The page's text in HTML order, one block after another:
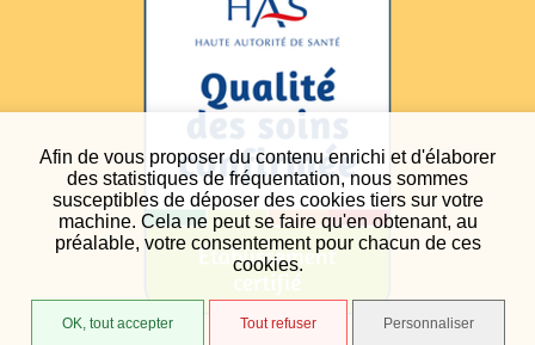
Afin de vous proposer du contenu enrichi et d'élaborer
des statistiques de fréquentation, nous sommes
susceptibles de déposer des cookies tiers sur votre
machine. Cela ne peut se faire qu'en obtenant, au
préalable, votre consentement pour chacun de ces
cookies.
OK, tout accepter Tout refuser Personnaliser